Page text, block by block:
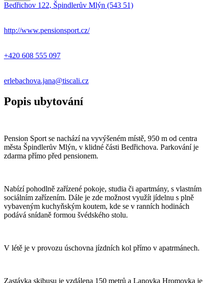
Bedřichov 122, Špindlerův Mlýn (543 51)
http://www.pensionsport.cz/
+420 608 555 097
erlebachova.jana@tiscali.cz
Popis ubytování
Pension Sport se nachází na vyvýšeném místě, 950 m od centra
města Špindlerův Mlýn, v klidné části Bedřichova. Parkování je
zdarma přímo před pensionem.
Nabízí pohodlně zařízené pokoje, studia či apartmány, s vlastním
sociálním zařízením. Dále je zde možnost využít jídelnu s plně
vybaveným kuchyňským koutem, kde se v ranních hodinách
podává snídaně formou švédského stolu.
V létě je v provozu úschovna jízdních kol přímo v apatrmánech.
Zastávka skibusu je vzdálena 150 metrů a Lanovka Hromovka je